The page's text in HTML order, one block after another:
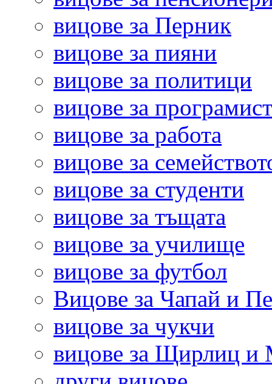
вицове за Перник
вицове за пияни
вицове за политици
вицове за
вицове за работа
вицове за
вицове за студенти
вицове за тъщата
вицове за училище
вицове за футбол
Вицове за Чапай и
вицове за чукчи
вицове за Щирлиц